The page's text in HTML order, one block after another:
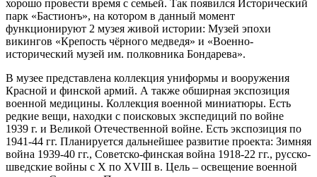
хорошо провести время с семьей. Так появился Исторический
парк «Бастионъ», на котором в данный момент
функционируют 2 музея живой истории: Музей эпохи
викингов «Крепость чёрного медведя» и «Военно-
исторический музей им. полковника Бондарева».
В музее представлена коллекция униформы и вооружения
Красной и финской армий. А также обширная экспозиция
военной медицины. Коллекция военной миниатюры. Есть
редкие вещи, находки с поисковых экспедиций по войне
1939 г. и Великой Отечественной войне. Есть экспозиция по
1941-44 гг. Планируется дальнейшее развитие проекта: Зимняя
война 1939-40 гг., Советско-финская война 1918-22 гг., русско-
шведские войны с Х по ХVIII в. Цель – освещение военной